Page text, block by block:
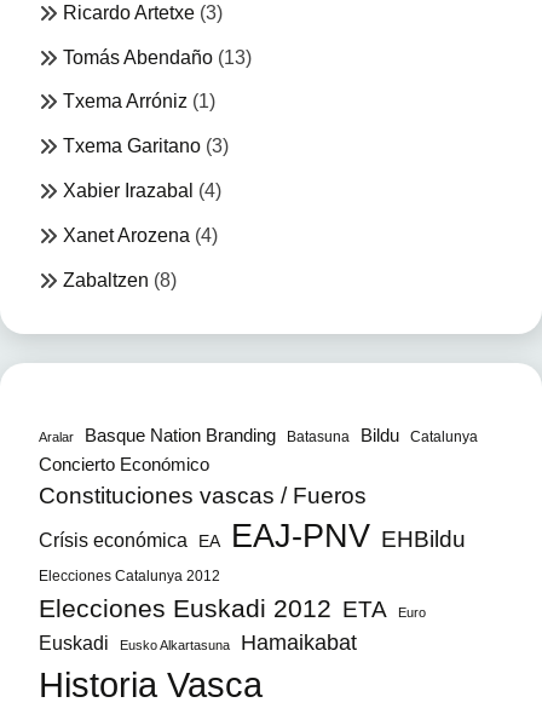
Ricardo Artetxe (3)
Tomás Abendaño (13)
Txema Arróniz (1)
Txema Garitano (3)
Xabier Irazabal (4)
Xanet Arozena (4)
Zabaltzen (8)
Aralar Basque Nation Branding Batasuna Bildu Catalunya
Concierto Económico
Constituciones vascas / Fueros
Crísis económica EA EAJ-PNV EHBildu
Elecciones Catalunya 2012
Elecciones Euskadi 2012 ETA Euro
Euskadi Eusko Alkartasuna Hamaikabat
Historia Vasca